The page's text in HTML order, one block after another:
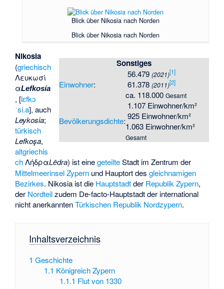
Blick über Nikosia nach Norden
Blick über Nikosia nach Norden
Sonstiges
Einwohner:
56.479 (2021)[1]
61.378 (2011)[2]
ca. 118.000 Gesamt
Bevölkerungsdichte:
1.107 Einwohner/km²
925 Einwohner/km²
1.063 Einwohner/km²
Gesamt
Nikosia
(griechisch
Λευκωσί
αLefkosía
, [lɛfkɔ
ˈsi.a], auch
Leykosia;
türkisch
Lefkoşa,
altgriechis
ch ΛήδραLēdra) ist einegeteilteStadt im Zentrum der
Mittelmeerinsel Zypern und Hauptort desgleichnamigen
Bezirkes. Nikosia ist die Hauptstadtder Republik Zypern,
der Nordteilzudem De-facto-Hauptstadt der international
nicht anerkanntenTürkischen Republik Nordzypern.
Inhaltsverzeichnis
1 Geschichte
1.1 Königreich Zypern
1.1.1 Flut von 1330